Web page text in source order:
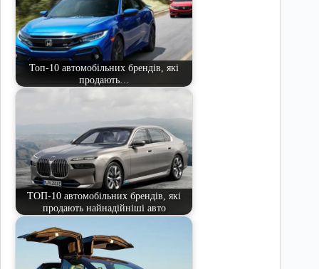
Топ-10 автомобільних брендів, які
продають…
ТОП-10 автомобільних брендів, які
продають найнадійніші авто